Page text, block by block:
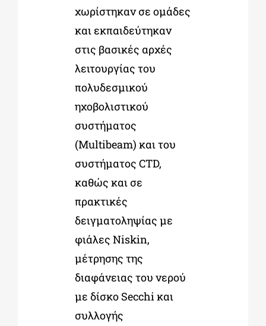
χωρίστηκαν σε ομάδες
και εκπαιδεύτηκαν
στις βασικές αρχές
λειτουργίας του
πολυδεσμικού
ηχοβολιστικού
συστήματος
(Multibeam) και του
συστήματος CTD,
καθώς και σε
πρακτικές
δειγματοληψίας με
φιάλες Niskin,
μέτρησης της
διαφάνειας του νερού
με δίσκο Secchi και
συλλογής